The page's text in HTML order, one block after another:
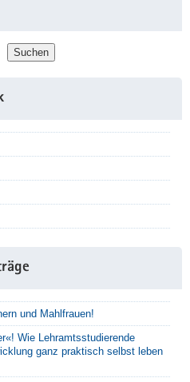
Suchen
und Mahlfrauen!
Wie Lehramtsstudierende
ganz praktisch selbst leben